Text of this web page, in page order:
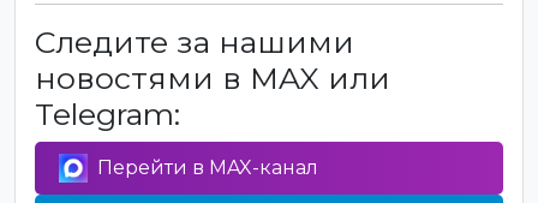
Следите за нашими
новостями в MAX или
Telegram:
Перейти в MAX-канал